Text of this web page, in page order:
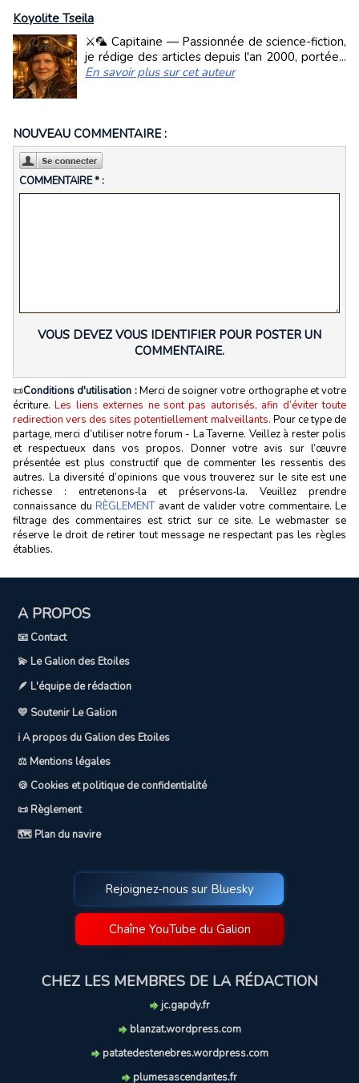
Koyolite Tseila
⚔️🦜 Capitaine — Passionnée de science-fiction,
je rédige des articles depuis l'an 2000, portée...
En savoir plus sur cet auteur
NOUVEAU COMMENTAIRE :
COMMENTAIRE * :
VOUS DEVEZ VOUS IDENTIFIER POUR POSTER UN
COMMENTAIRE.
📜Conditions d'utilisation :Merci de soigner votre orthographe et votre
écriture.Les liens externes ne sont pas autorisés, afin d’éviter toute
redirection vers des sites potentiellement malveillants. Pour ce type de
partage, merci d’utiliser notre forum - La Taverne. Veillez à rester polis
et respectueux dans vos propos. Donner votre avis sur l’œuvre
présentée est plus constructif que de commenter les ressentis des
autres. La diversité d’opinions que vous trouverez sur le site est une
richesse : entretenons‑la et préservons‑la. Veuillez prendre
connaissance du RÈGLEMENTavant de valider votre commentaire. Le
filtrage des commentaires est strict sur ce site. Le webmaster se
réserve le droit de retirer tout message ne respectant pas les règles
établies.
A PROPOS
📧 Contact
💫 Le Galion des Etoiles
🪶 L'équipe de rédaction
💛 Soutenir Le Galion
ℹ️ A propos du Galion des Etoiles
⚖️ Mentions légales
🍪 Cookies et politique de confidentialité
📜 Règlement
🗺️ Plan du navire
Rejoignez-nous sur Bluesky
Chaîne YouTube du Galion
CHEZ LES MEMBRES DE LA RÉDACTION
jc.gapdy.fr
blanzat.wordpress.com
patatedestenebres.wordpress.com
plumesascendantes.fr